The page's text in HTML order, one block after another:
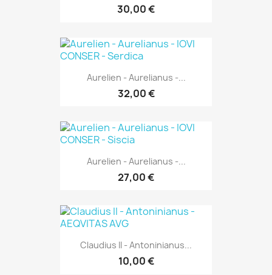
30,00 €
Aurelien - Aurelianus -...
32,00 €
Aurelien - Aurelianus -...
27,00 €
Claudius II - Antoninianus...
10,00 €